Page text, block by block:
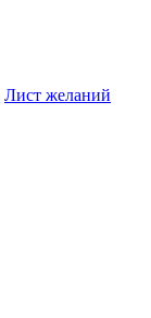
Лист желаний